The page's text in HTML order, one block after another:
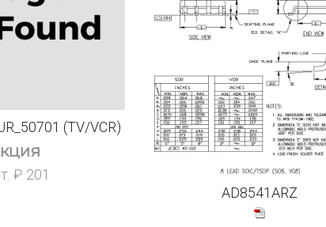
(TV/VCR)
₽ 201
AD8541ARZ